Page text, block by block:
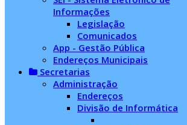
Informações
Legislação
Comunicados
App - Gestão Pública
Endereços Municipais
Secretarias
Administração
Endereços
Divisão de Informática